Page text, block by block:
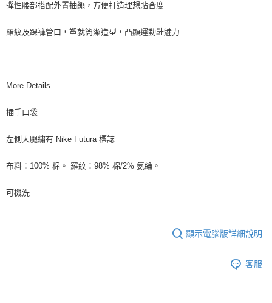
彈性腰部搭配外置抽繩，方便打造理想貼合度
羅紋及踝褲管口，塑就簡潔造型，凸顯運動鞋魅力
More Details
插手口袋
左側大腿繡有 Nike Futura 標誌
布料：100% 棉。 羅紋：98% 棉/2% 氨綸。
可機洗
顯示電腦版詳細說明
客服